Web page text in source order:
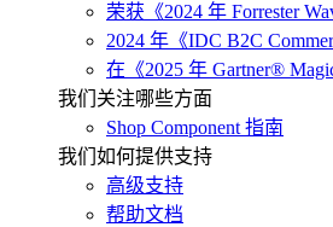
荣获《2024 年 Forrester
2024 年《IDC B2C
在《2025 年 Gartner®
我们关注哪些方面
Shop Component 指南
我们如何提供支持
高级支持
帮助文档